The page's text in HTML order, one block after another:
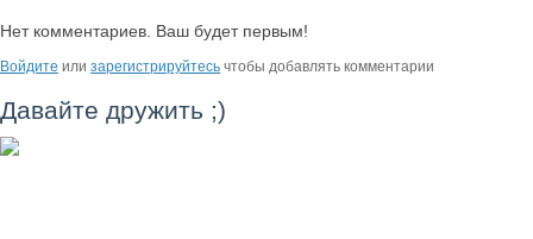
Нет комментариев. Ваш будет первым!
Войдите или зарегистрируйтесь чтобы добавлять комментарии
Давайте дружить ;)